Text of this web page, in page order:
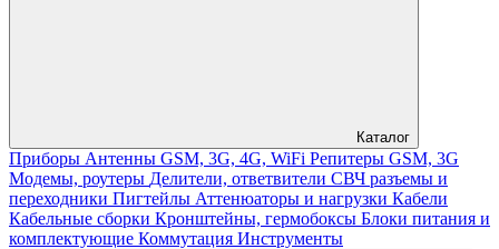
Каталог
Приборы Антенны GSM, 3G, 4G, WiFi Репитеры GSM, 3G
Модемы, роутеры Делители, ответвители СВЧ разъемы и
переходники Пигтейлы Аттенюаторы и нагрузки Кабели
Кабельные сборки Кронштейны, гермобоксы Блоки питания и
комплектующие Коммутация Инструменты